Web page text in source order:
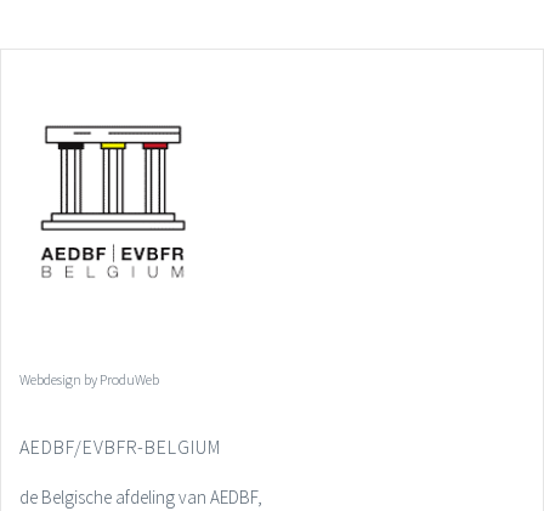
Webdesign by ProduWeb
AEDBF/EVBFR-BELGIUM
de Belgische afdeling van AEDBF,